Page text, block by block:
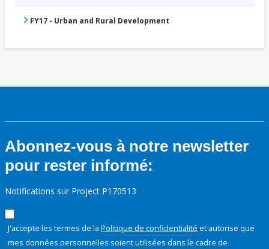
FY17 - Urban and Rural Development
Abonnez-vous à notre newsletter
pour rester informé:
Notifications sur Project P170513
J'accepte les termes de la Politique de confidentialité et autorise que
mes données personnelles soient utilisées dans le cadre de